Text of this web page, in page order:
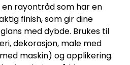
rayontråd som har en
finish, som gir dine
med dybde. Brukes til
dekorasjon, male med
maskin) og applikering.